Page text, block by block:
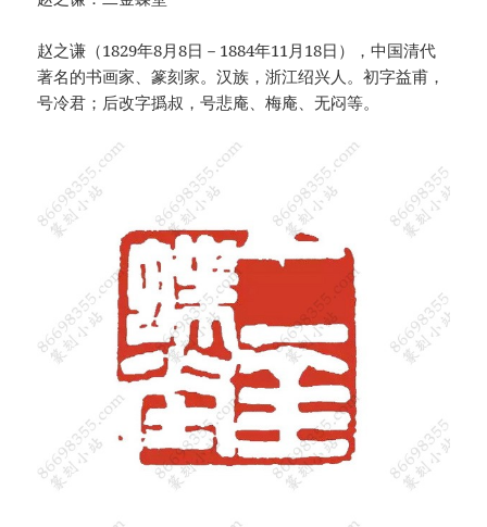
赵之谦（1829年8月8日－1884年11月18日），中国清代
著名的书画家、篆刻家。汉族，浙江绍兴人。初字益甫，
号冷君；后改字撝叔，号悲庵、梅庵、无闷等。